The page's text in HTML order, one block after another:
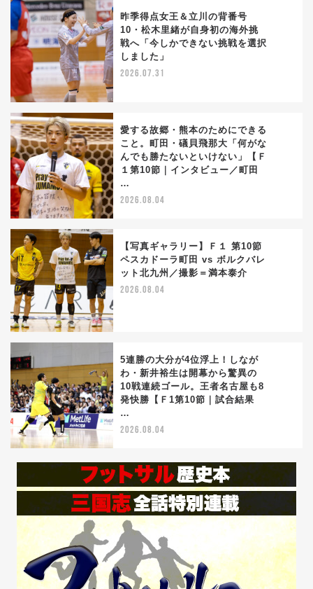
昨季得点女王＆立川の背番号
10・松木里緒が自身初の海外挑
戦へ「今しかできない挑戦を選択
しました」
2026.07.31
愛する故郷・熊本のためにできる
こと。町田・礒貝飛那大「何がな
んでも勝たないといけない」【Ｆ
１第10節｜インタビュー／町田
…
2026.08.04
【写真ギャラリー】Ｆ１ 第10節
ペスカドーラ町田 vs ボルクバレ
ット北九州／撮影＝満本泰介
2026.08.04
5連勝の大分が4位浮上！しなが
わ・新井裕生は開幕から驚異の
10戦連続ゴール。王者名古屋も8
発快勝【Ｆ1第10節｜試合結果
…
2026.08.04